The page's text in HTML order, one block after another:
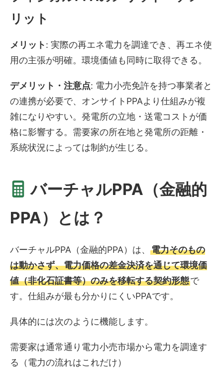
リット
メリット: 実際の再エネ電力を調達でき、再エネ使
用の主張が明確。環境価値も同時に取得できる。
デメリット・注意点: 電力小売免許を持つ事業者と
の連携が必要で、オンサイトPPAより仕組みが複
雑になりやすい。発電所の立地・送電コストが価
格に影響する。需要家の所在地と発電所の距離・
系統状況によっては制約が生じる。
バーチャルPPA（金融的
PPA）とは？
バーチャルPPA（金融的PPA）は、 電力そのもの
は動かさず、電力価格の差金決済を通じて環境価
値（非化石証書等）のみを移転する契約形態で
す。仕組みが最も分かりにくいPPAです。
具体的には次のように機能します。
需要家は通常通り電力小売市場から電力を調達す
る（電力の流れはこれだけ）